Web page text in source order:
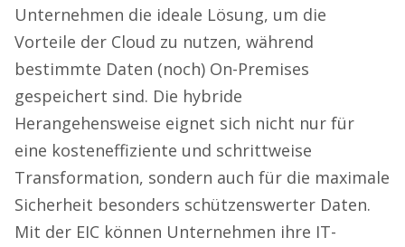
Unternehmen die ideale Lösung, um die
Vorteile der Cloud zu nutzen, während
bestimmte Daten (noch) On-Premises
gespeichert sind. Die hybride
Herangehensweise eignet sich nicht nur für
eine kosteneffiziente und schrittweise
Transformation, sondern auch für die maximale
Sicherheit besonders schützenswerter Daten.
Mit der EIC können Unternehmen ihre IT-